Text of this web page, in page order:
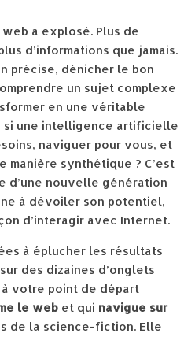
web a explosé. Plus de
d’informations que jamais.
précise, dénicher le bon
un sujet complexe
en une véritable
si une intelligence artificielle
naviguer pour vous, et
manière synthétique ? C’est
d’une nouvelle génération
à dévoiler son potentiel,
d’interagir avec Internet.
à éplucher les résultats
des dizaines d’onglets
votre point de départ
le web et qui navigue sur
de la science-fiction. Elle